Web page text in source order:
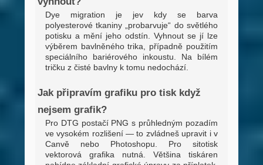
Dye migration je jev kdy se barva
polyesterové tkaniny „probarvuje“ do světlého
potisku a mění jeho odstín. Vyhnout se jí lze
výběrem bavlněného trika, případně použitím
speciálního bariérového inkoustu. Na bílém
tričku z čisté bavlny k tomu nedochází.
Jak připravím grafiku pro tisk když
nejsem grafik?
Pro DTG postačí PNG s průhledným pozadím
ve vysokém rozlišení — to zvládneš upravit i v
Canvě nebo Photoshopu. Pro sitotisk
vektorová grafika nutná. Většina tiskáren